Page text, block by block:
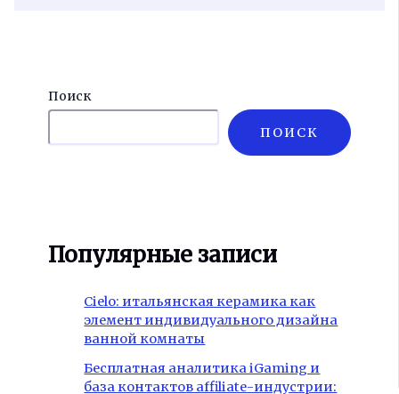
Поиск
ПОИСК
Популярные записи
Cielo: итальянская керамика как
элемент индивидуального дизайна
ванной комнаты
Бесплатная аналитика iGaming и
база контактов affiliate-индустрии: